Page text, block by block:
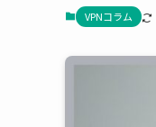
VPNコラム